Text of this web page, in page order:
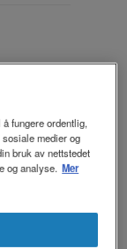
gi barna
å
til
fungere ordentlig,
medier og
bruk av nettstedet
og analyse. Mer